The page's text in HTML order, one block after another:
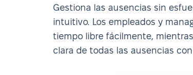
Gestiona las ausencias sin
intuitivo. Los empleados y
tiempo libre fácilmente,
clara de todas las ausencias